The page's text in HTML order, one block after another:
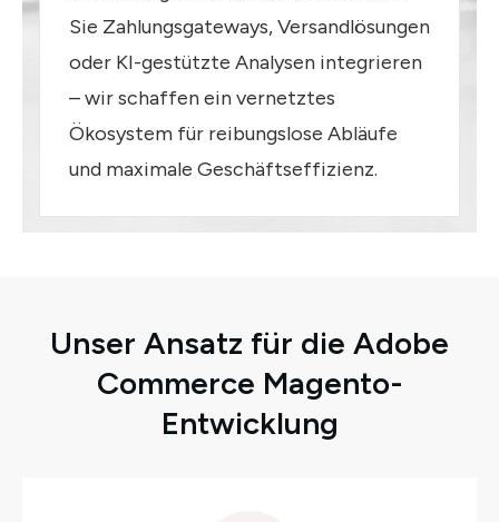
Sie Zahlungsgateways, Versandlösungen
oder KI-gestützte Analysen integrieren
– wir schaffen ein vernetztes
Ökosystem für reibungslose Abläufe
und maximale Geschäftseffizienz.
Unser Ansatz für die Adobe
Commerce Magento-
Entwicklung